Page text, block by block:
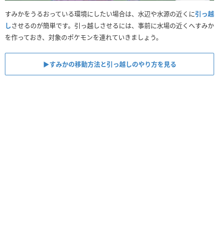
すみかをうるおっている環境にしたい場合は、水辺や水源の近くに引っ越
しさせるのが簡単です。引っ越しさせるには、事前に水場の近くへすみか
を作っておき、対象のポケモンを連れていきましょう。
▶︎すみかの移動方法と引っ越しのやり方を見る